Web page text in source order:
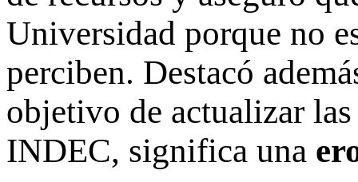
Universidad porque no
perciben. Destacó
objetivo de actualizar
INDEC, significa una